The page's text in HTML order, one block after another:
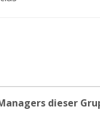
dieser